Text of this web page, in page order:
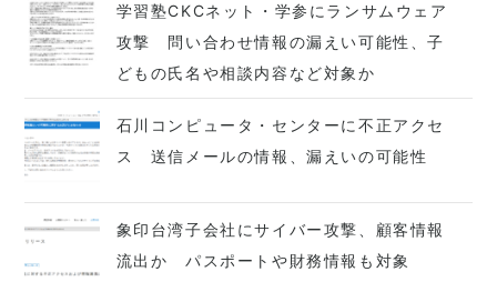
学習塾CKCネット・学参にランサムウェア
攻撃 問い合わせ情報の漏えい可能性、子
どもの氏名や相談内容など対象か
石川コンピュータ・センターに不正アクセ
ス 送信メールの情報、漏えいの可能性
象印台湾子会社にサイバー攻撃、顧客情報
流出か パスポートや財務情報も対象